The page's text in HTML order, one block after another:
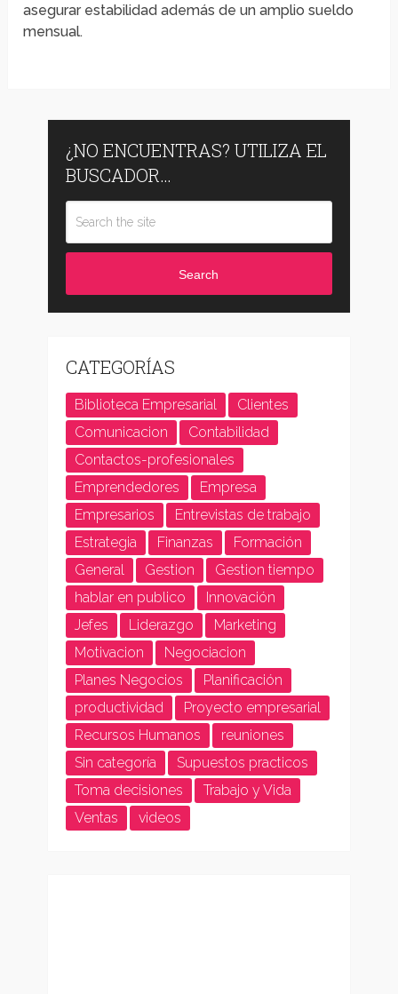
asegurar estabilidad además de un amplio sueldo
mensual.
¿NO ENCUENTRAS? UTILIZA EL
BUSCADOR…
Search
CATEGORÍAS
Biblioteca Empresarial
Clientes
Comunicacion
Contabilidad
Contactos-profesionales
Emprendedores
Empresa
Empresarios
Entrevistas de trabajo
Estrategia
Finanzas
Formación
General
Gestion
Gestion tiempo
hablar en publico
Innovación
Jefes
Liderazgo
Marketing
Motivacion
Negociacion
Planes Negocios
Planificación
productividad
Proyecto empresarial
Recursos Humanos
reuniones
Sin categoría
Supuestos practicos
Toma decisiones
Trabajo y Vida
Ventas
videos